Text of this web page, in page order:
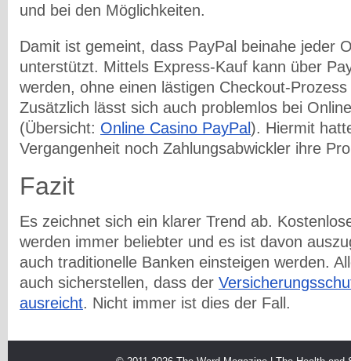
und bei den Möglichkeiten.
Damit ist gemeint, dass PayPal beinahe jeder
unterstützt. Mittels Express-Kauf kann über
werden, ohne einen lästigen Checkout-
Zusätzlich lässt sich auch problemlos bei
(Übersicht: Online Casino PayPal). Hiermit
Vergangenheit noch Zahlungsabwickler ihre
Fazit
Es zeichnet sich ein klarer Trend ab.
werden immer beliebter und es ist davon
auch traditionelle Banken einsteigen werden.
auch sicherstellen, dass der
ausreicht. Nicht immer ist dies der Fall.